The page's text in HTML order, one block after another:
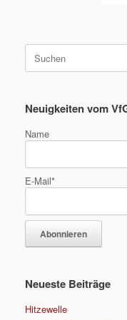
Suche
nach:
Neuigkeiten vom
Name
E-Mail*
Neueste Beiträge
Hitzewelle